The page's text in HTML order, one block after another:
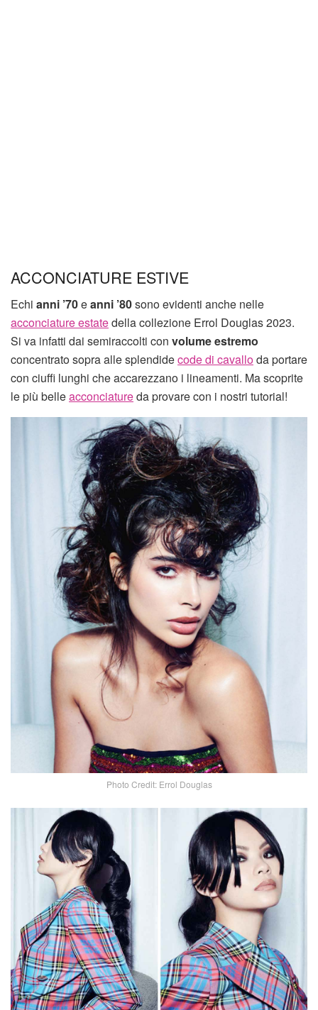
ACCONCIATURE ESTIVE
Echi anni ’70eanni ’80sono evidenti anche nelle
acconciature estatedella collezione Errol Douglas 2023.
Si va infatti dai semiraccolti con volume estremo
concentrato sopra alle splendidecode di cavalloda portare
con ciuffi lunghi che accarezzano i lineamenti. Ma scoprite
le più belleacconciatureda provare con i nostri tutorial!
Photo Credit: Errol Douglas